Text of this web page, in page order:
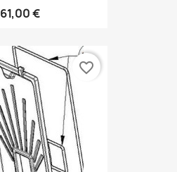
61,00 €
favorite_border